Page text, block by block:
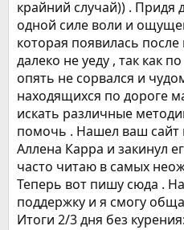
крайний случай)) . Придя
одной силе воли и
которая появилась
далеко не уеду , так как
опять не сорвался и
находящихся по дороге
искать различные
помочь . Нашел ваш сайт
Аллена Карра и закинул
часто читаю в самых
Теперь вот пишу сюда .
поддержку и я смогу
Итоги 2/3 дня без